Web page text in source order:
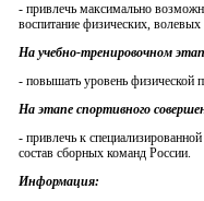
- привлечь максимально
воспитание физических, волевых
На учебно-тренировочном
- повышать уровень физической
На этапе спортивного
- привлечь к
состав сборных команд России.
Информация: